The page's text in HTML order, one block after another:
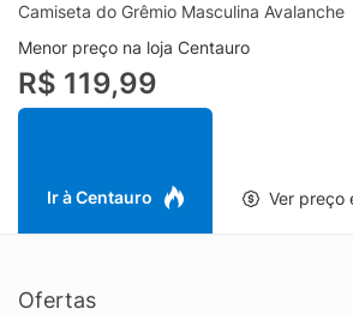
Camiseta do Grêmio Masculina Avalanche
Menor preço na loja Centauro
R$ 119,99
Ir à Centauro Ver preço
Ofertas